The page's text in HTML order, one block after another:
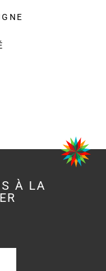
À LA